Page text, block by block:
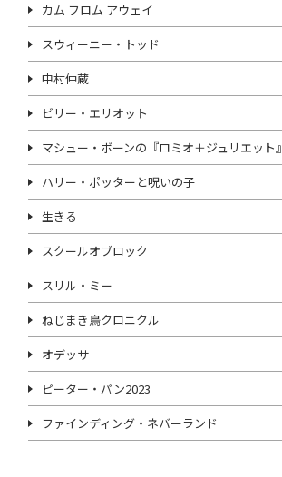
カム フロム アウェイ
スウィーニー・トッド
中村仲蔵
ビリー・エリオット
マシュー・ボーンの『ロミオ＋ジュリエット』
ハリー・ポッターと呪いの子
生きる
スクールオブロック
スリル・ミー
ねじまき鳥クロニクル
オデッサ
ピーター・パン2023
ファインディング・ネバーランド